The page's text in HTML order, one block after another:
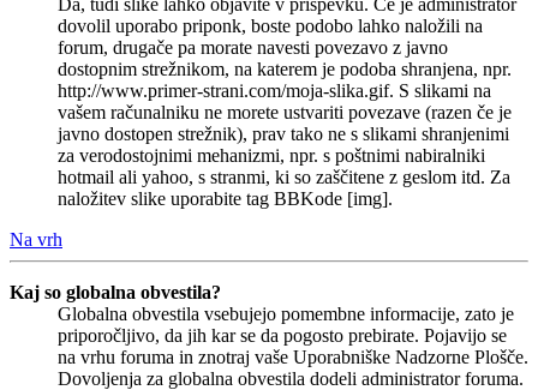
dovolil uporabo priponk, boste podobo lahko naložili na
forum, drugače pa morate navesti povezavo z javno
dostopnim strežnikom, na katerem je podoba shranjena, npr.
http://www.primer-strani.com/moja-slika.gif. S slikami na
vašem računalniku ne morete ustvariti povezave (razen če je
javno dostopen strežnik), prav tako ne s slikami shranjenimi
za verodostojnimi mehanizmi, npr. s poštnimi nabiralniki
hotmail ali yahoo, s stranmi, ki so zaščitene z geslom itd. Za
naložitev slike uporabite tag BBKode [img].
Na vrh
Kaj so globalna obvestila?
Globalna obvestila vsebujejo pomembne informacije, zato je
priporočljivo, da jih kar se da pogosto prebirate. Pojavijo se
na vrhu foruma in znotraj vaše Uporabniške Nadzorne Plošče.
Dovoljenja za globalna obvestila dodeli administrator foruma.